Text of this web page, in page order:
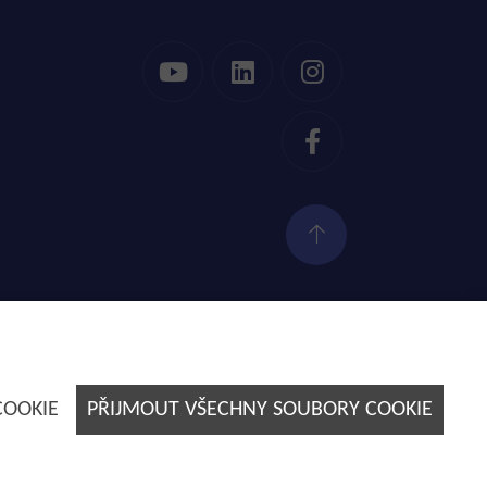
PŘIJMOUT VŠECHNY SOUBORY COOKIE
Tvorba webových stránek byE-SOLUTIONS